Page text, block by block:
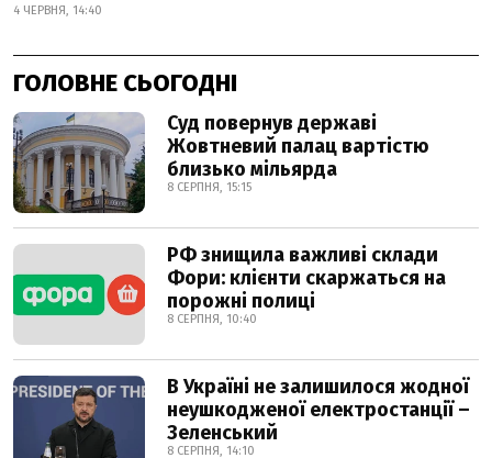
4 ЧЕРВНЯ, 14:40
ГОЛОВНЕ СЬОГОДНІ
Суд повернув державі
Жовтневий палац вартістю
близько мільярда
8 СЕРПНЯ, 15:15
РФ знищила важливі склади
Фори: клієнти скаржаться на
порожні полиці
8 СЕРПНЯ, 10:40
В Україні не залишилося жодної
неушкодженої електростанції –
Зеленський
8 СЕРПНЯ, 14:10